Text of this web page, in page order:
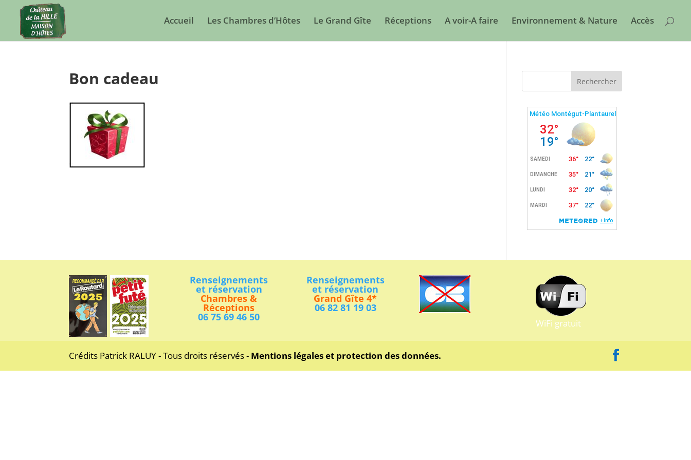
Accueil Les Chambres d’Hôtes Le Grand Gîte Réceptions A voir-A faire Environnement & Nature Accès
Bon cadeau
Renseignements
et réservation
Chambres &
Réceptions
06 75 69 46 50
Renseignements
et réservation
Grand Gîte 4*
06 82 81 19 03
WiFi gratuit
Crédits Patrick RALUY - Tous droits réservés - Mentions légales et protection des données.